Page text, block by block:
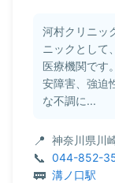
河村クリニッ
ニックとして
医療機関です
安障害、強迫
な不調に...
神奈川県川
044-852-
溝ノ口駅